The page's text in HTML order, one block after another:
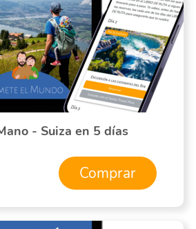
- Suiza en 5 días
Comprar